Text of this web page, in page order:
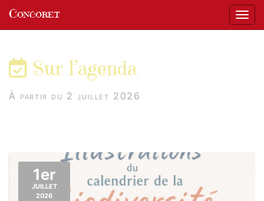
Concoret
Sur l’agenda
À partir du 2 juillet 2026
1er
JUILLET
2026
Panneau de gestion des cookies